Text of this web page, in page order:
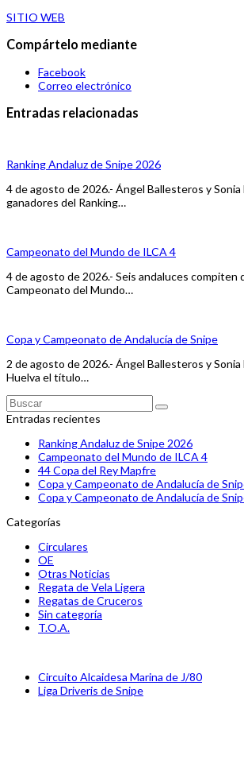
SITIO WEB
Compártelo mediante
Facebook
Correo electrónico
Entradas relacionadas
Ranking Andaluz de Snipe 2026
4 de agosto de 2026.- Ángel Ballesteros y
ganadores del Ranking…
Campeonato del Mundo de ILCA 4
4 de agosto de 2026.- Seis andaluces compiten
Campeonato del Mundo…
Copa y Campeonato de Andalucía de Snipe
2 de agosto de 2026.- Ángel Ballesteros y
Huelva el título…
Buscar
Enviar
Entradas recientes
Ranking Andaluz de Snipe 2026
Campeonato del Mundo de ILCA 4
44 Copa del Rey Mapfre
Copa y Campeonato de Andalucía de
Copa y Campeonato de Andalucía de
Categorías
Circulares
OE
Otras Noticias
Regata de Vela Ligera
Regatas de Cruceros
Sin categoría
T.O.A.
previous
post:
Circuito Alcaidesa Marina de J/80
next
Liga Driveris de Snipe